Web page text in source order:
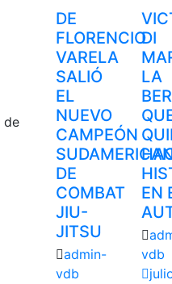
de
DE
FLORENCIO
VARELA
SALIÓ
EL
NUEVO
CAMPEÓN
DE
COMBAT
JIU-
JITSU
admin-
vdb
DI
LA
EN
vdb